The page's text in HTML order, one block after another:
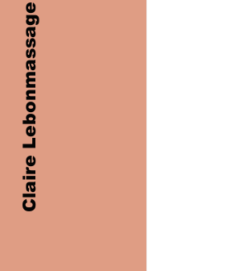
Claire Lebonmassage